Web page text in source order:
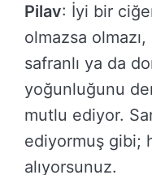
Pilav: İyi bir
olmazsa
safranlı ya da
yoğunluğunu
mutlu ediyor.
ediyormuş gibi;
alıyorsunuz.